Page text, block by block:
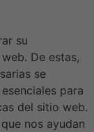
su
De estas,
se
para
del sitio web.
nos ayudan